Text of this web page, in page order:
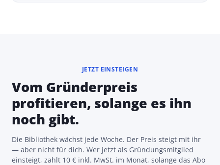
JETZT EINSTEIGEN
Vom Gründerpreis
profitieren, solange es ihn
noch gibt.
Die Bibliothek wächst jede Woche. Der Preis steigt mit ihr
— aber nicht für dich. Wer jetzt als Gründungsmitglied
einsteigt, zahlt 10 € inkl. MwSt. im Monat, solange das Abo